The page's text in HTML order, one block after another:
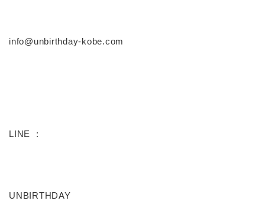
info@unbirthday-kobe.com
LINE :
UNBIRTHDAY